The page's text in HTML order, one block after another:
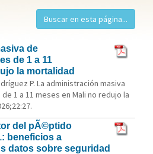
de
de 1 a 11
la mortalidad
P. La administración masiva
1 a 11 meses en Mali no redujo la
del pÃ©ptido
beneficios a
datos sobre seguridad